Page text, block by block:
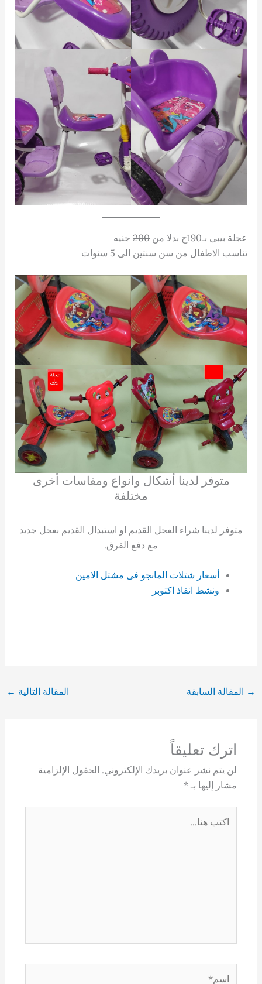
عجلة بيبى بـ190ج بدلا من 200جنيه
تناسب الاطفال من سن سنتين الى 5 سنوات
متوفر لدينا أشكال وانواع ومقاسات أخرى
مختلفة
متوفر لدينا شراء العجل القديم او استبدال القديم بعجل جديد
مع دفع الفرق.
أسعار شتلات المانجو فى مشتل الامين
ونشط انقاذ اكتوبر
→ المقالة السابقة المقالة التالية ←
اترك تعليقاً
لن يتم نشر عنوان بريدك الإلكتروني. الحقول الإلزامية
مشار إليها بـ *
هنا...